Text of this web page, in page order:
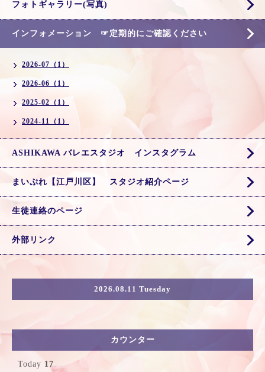
フォトギャラリー(写真)
インフォメーション ☞定期的にご確認ください
2026-07（1）
2026-06（1）
2025-02（1）
2024-11（1）
ASHIKAWA バレエスタジオ インスタグラム
まいぷれ【江戸川区】 スタジオ紹介ページ
生徒連絡のページ
外部リンク
2026.08.11 Tuesday
カウンター
Today 17